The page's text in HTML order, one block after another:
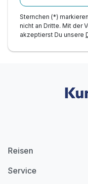
inkl. gratis WLAN
Sternchen (*)
nicht an Dritte. Mit der
akzeptierst Du unsere
Reisen
Service